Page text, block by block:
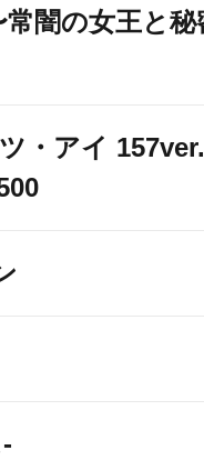
闇の女王と秘
・アイ 157ver.